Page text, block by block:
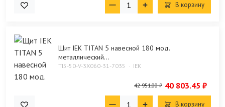
В корзину
Щит IEK TITAN 5 навесной 180 мод.
металлический...
TI5-50-V-3X060-31-7035 IEK
42 951.00 ₽ 40 803.45 ₽
В корзину